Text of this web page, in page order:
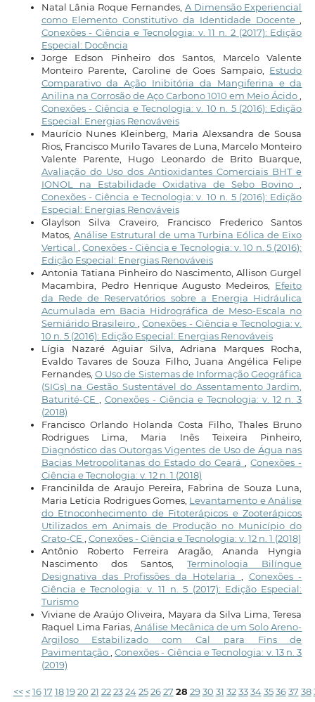
Natal Lânia Roque Fernandes, A Dimensão Experiencial
como Elemento Constitutivo da Identidade Docente
Conexões - Ciência e Tecnologia: v. 11 n. 2 (2017): Edição
Especial: Docência
Jorge Edson Pinheiro dos Santos, Marcelo Valente
Monteiro Parente, Caroline de Goes Sampaio, Estudo
Comparativo da Ação Inibitória da Mangiferina e da
Anilina na Corrosão de Aço Carbono 1010 em Meio Ácido
Conexões - Ciência e Tecnologia: v. 10 n. 5 (2016): Edição
Especial: Energias Renováveis
Maurício Nunes Kleinberg, Maria Alexsandra de Sousa
Rios, Francisco Murilo Tavares de Luna, Marcelo Monteiro
Valente Parente, Hugo Leonardo de Brito Buarque,
Avaliação do Uso dos Antioxidantes Comerciais BHT e
IONOL na Estabilidade Oxidativa de Sebo Bovino
Conexões - Ciência e Tecnologia: v. 10 n. 5 (2016): Edição
Especial: Energias Renováveis
Glaylson Silva Craveiro, Francisco Frederico Santos
Matos, Análise Estrutural de uma Turbina Eólica de Eixo
Vertical
,Conexões - Ciência e Tecnologia: v. 10 n. 5 (2016):
Edição Especial: Energias Renováveis
Antonia Tatiana Pinheiro do Nascimento, Allison Gurgel
Macambira, Pedro Henrique Augusto Medeiros, Efeito
da Rede de Reservatórios sobre a Energia Hidráulica
Acumulada em Bacia Hidrográfica de Meso-Escala no
Semiárido Brasileiro
,Conexões - Ciência e Tecnologia: v.
10 n. 5 (2016): Edição Especial: Energias Renováveis
Lígia Nazaré Aguiar Silva, Adriana Marques Rocha,
Evaldo Tavares de Souza Filho, Juana Angélica Felipe
Fernandes, O Uso de Sistemas de Informação Geográfica
(SIGs) na Gestão Sustentável do Assentamento Jardim,
Baturité-CE
Conexões - Ciência e Tecnologia: v. 12 n. 3
(2018)
Francisco Orlando Holanda Costa Filho, Thales Bruno
Rodrigues Lima, Maria Inês Teixeira Pinheiro,
Diagnóstico das Outorgas Vigentes de Uso de Água nas
Bacias Metropolitanas do Estado do Ceará
,Conexões -
Ciência e Tecnologia: v. 12 n. 1 (2018)
Francinilda de Araujo Pereira, Fabrina de Souza Luna,
Maria Letícia Rodrigues Gomes, Levantamento e Análise
do Etnoconhecimento de Fitoterápicos e Zooterápicos
Utilizados em Animais de Produção no Município do
Crato-CE
Conexões - Ciência e Tecnologia: v. 12 n. 1 (2018)
Antônio Roberto Ferreira Aragão, Ananda Hyngia
Nascimento dos Santos,Terminologia Bilíngue
Designativa das Profissões da Hotelaria
Conexões -
Ciência e Tecnologia: v. 11 n. 5 (2017): Edição Especial:
Turismo
Viviane de Araújo Oliveira, Mayara da Silva Lima, Teresa
Raquel Lima Farias, Análise Mecânica de um Solo Areno-
Argiloso Estabilizado com Cal para Fins de
Pavimentação ,Conexões - Ciência e Tecnologia: v. 13 n. 3
(2019)
<< < 16 17 18 19 20 21 22 23 24 25 26 27 28 29 30 31 32 33 34 35 36 37 38